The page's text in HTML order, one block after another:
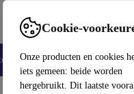
Cookie-
Onze producten en cookies
iets gemeen: beide worden
hergebruikt. Dit laatste
Verkopen Support
school Smartphones